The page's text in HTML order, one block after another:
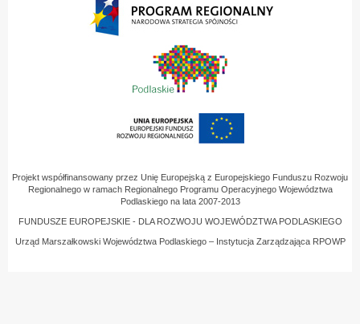
Projekt współfinansowany przez Unię Europejską z Europejskiego Funduszu Rozwoju
Regionalnego w ramach Regionalnego Programu Operacyjnego Województwa
Podlaskiego na lata 2007-2013
FUNDUSZE EUROPEJSKIE - DLA ROZWOJU WOJEWÓDZTWA PODLASKIEGO
Urząd Marszałkowski Województwa Podlaskiego – Instytucja Zarządzająca RPOWP